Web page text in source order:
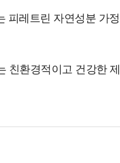
피레트린 자연성분 가
친환경적이고 건강한